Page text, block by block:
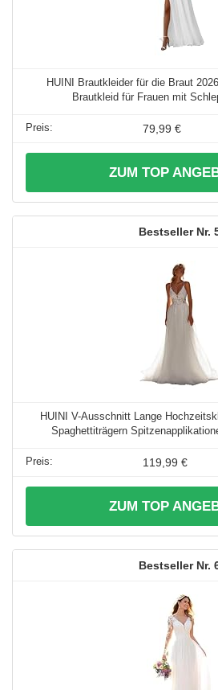
HUINI Brautkleider für die Braut
Brautkleid für Frauen mit
79,99 €
ZUM TOP
HUINI V-Ausschnitt Lange
Spaghettiträgern
119,99 €
ZUM TOP